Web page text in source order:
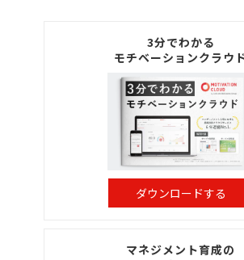
3分でわかる
モチベーションクラウ
ダウンロードする
マネジメント育成の